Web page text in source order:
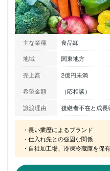
主な業種
食品卸
地域
関東地方
売上高
2億円未満
希望金額
（応相談）
譲渡理由
後継者不在と成長
・長い業歴によるブランド
・仕入れ先との強固な関係
・自社加工場、冷凍冷蔵庫を保有